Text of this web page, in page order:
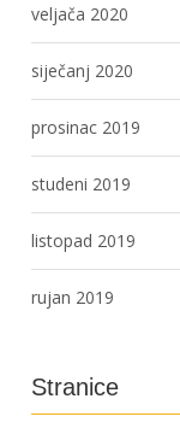
veljača 2020
siječanj 2020
prosinac 2019
studeni 2019
listopad 2019
rujan 2019
Stranice